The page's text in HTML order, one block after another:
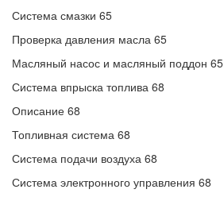
Система смазки 65
Проверка давления масла 65
Масляный насос и масляный поддон 65
Система впрыска топлива 68
Описание 68
Топливная система 68
Система подачи воздуха 68
Система электронного управления 68